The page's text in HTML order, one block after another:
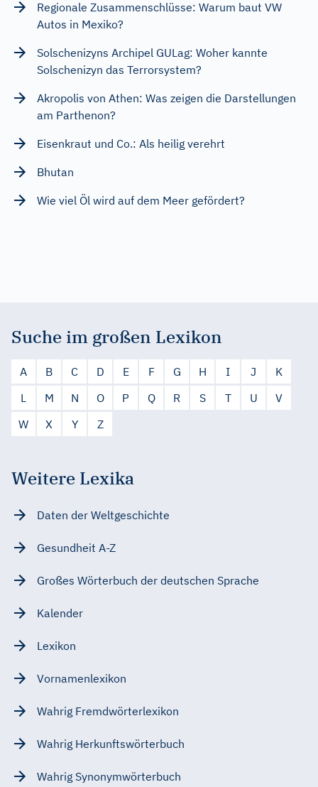
Regionale Zusammenschlüsse: Warum baut VW
Autos in Mexiko?
Solschenizyns Archipel GULag: Woher kannte
Solschenizyn das Terrorsystem?
Akropolis von Athen: Was zeigen die Darstellungen
am Parthenon?
Eisenkraut und Co.: Als heilig verehrt
Bhutan
Wie viel Öl wird auf dem Meer gefördert?
Suche im großen Lexikon
A B C D E F G H I J
K
L
M N O P Q R S T U
V
W
X Y Z
Weitere Lexika
Daten der Weltgeschichte
Gesundheit A-Z
Großes Wörterbuch der deutschen Sprache
Kalender
Lexikon
Vornamenlexikon
Wahrig Fremdwörterlexikon
Wahrig Herkunftswörterbuch
Wahrig Synonymwörterbuch